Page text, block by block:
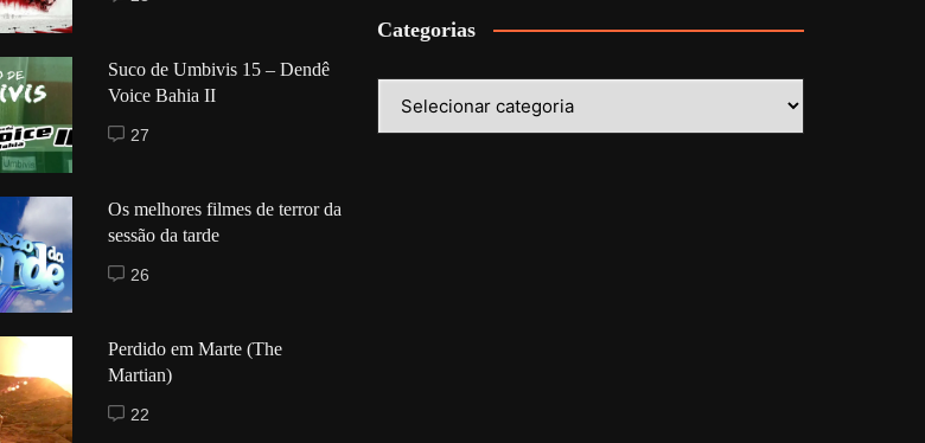
Suco de Umbivis 15 – Dendê
Voice Bahia II
27
Os melhores filmes de terror da
sessão da tarde
26
Perdido em Marte (The
Martian)
22
Categorias